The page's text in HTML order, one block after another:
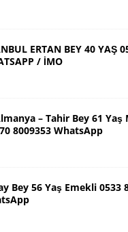
ERTAN BEY 40 YAŞ
/ İMO
– Tahir Bey 61 Yaş
8009353 WhatsApp
Bey 56 Yaş Emekli 0533